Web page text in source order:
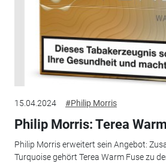
15.04.2024 #Philip Morris
Philip Morris: Terea
Philip Morris erweitert sein Angebot:
Turquoise gehört Terea Warm Fuse zu